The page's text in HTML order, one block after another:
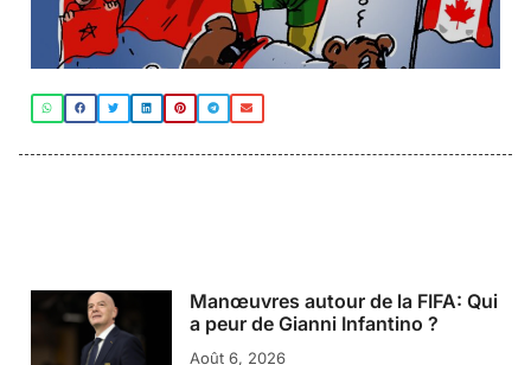
Manœuvres autour de la FIFA: Qui
a peur de Gianni Infantino ?
Août 6, 2026